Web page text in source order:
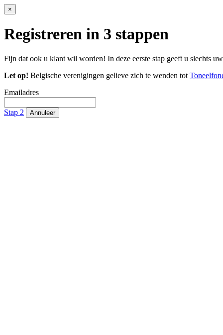
×
Registreren in 3 stappen
Fijn dat ook u klant wil worden! In deze eerste stap geeft u slechts
Let op! Belgische verenigingen gelieve zich te wenden tot
Emailadres
Stap 2 Annuleer